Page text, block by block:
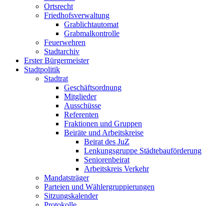
Ortsrecht
Friedhofsverwaltung
Grablichtautomat
Grabmalkontrolle
Feuerwehren
Stadtarchiv
Erster Bürgermeister
Stadtpolitik
Stadtrat
Geschäftsordnung
Mitglieder
Ausschüsse
Referenten
Fraktionen und Gruppen
Beiräte und Arbeitskreise
Beirat des JuZ
Lenkungsgruppe Städtebauförderung
Seniorenbeirat
Arbeitskreis Verkehr
Mandatsträger
Parteien und Wählergruppierungen
Sitzungskalender